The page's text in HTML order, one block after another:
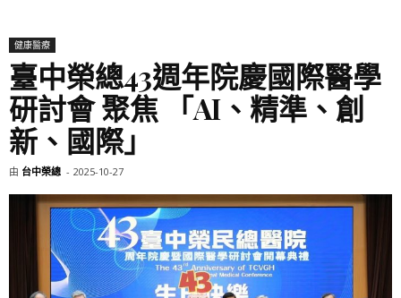
健康醫療
臺中榮總43週年院慶國際醫學
研討會 聚焦 「AI、精準、創
新、國際」
由 台中榮總 - 2025-10-27